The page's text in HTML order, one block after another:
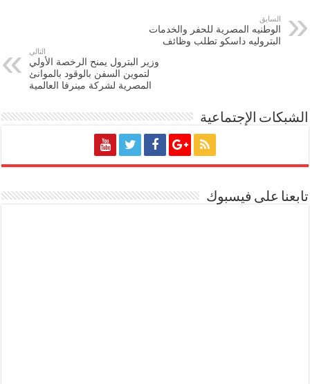
السابق
الوطنيه المصرية للحفر والخدمات
البتروليه داسكو تطلب وظائف
التالي
وزير البترول يمنح الرخصة الأولي
لتموين السفن بالوقود بالموانئ
المصرية لشركة مينرفا العالمية
الشبكات الإجتماعية
تابعنا على فيسبوك